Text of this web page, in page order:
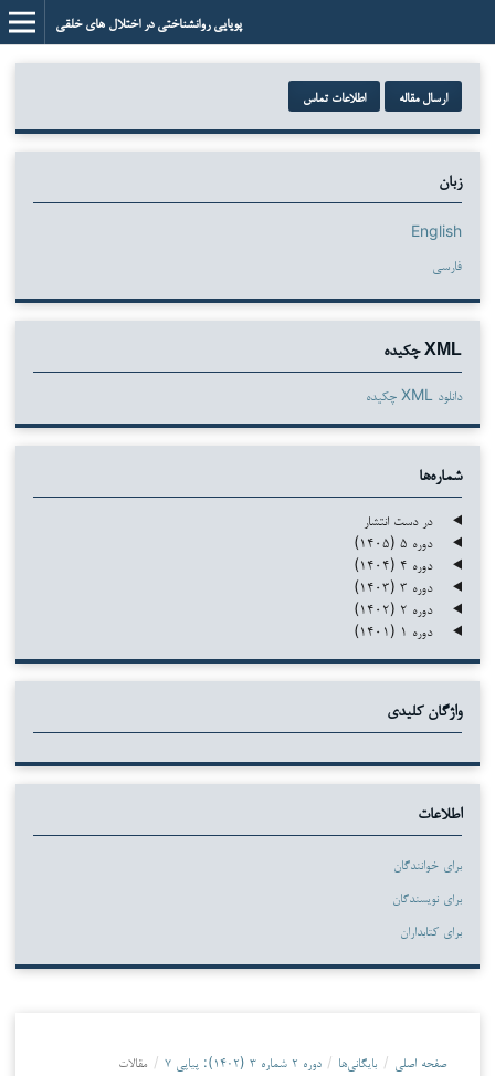
پویایی روانشناختی در اختلال های خلقی
ارسال مقاله اطلاعات تماس
زبان
English
فارسی
XML چکیده
دانلود XML چکیده
شماره‌ها
در دست انتشار
دوره ۵ (۱۴۰۵)
دوره ۴ (۱۴۰۴)
دوره ۳ (۱۴۰۳)
دوره ۲ (۱۴۰۲)
دوره ۱ (۱۴۰۱)
واژگان کلیدی
اطلاعات
برای خوانندگان
برای نویسندگان
برای کتابداران
صفحه اصلی / بایگانی‌ها / دوره ۲ شماره ۳ (۱۴۰۲): پیاپی ۷ / مقالات